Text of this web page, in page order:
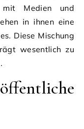
mit Medien und
in ihnen eine
Diese Mischung
wesentlich zu